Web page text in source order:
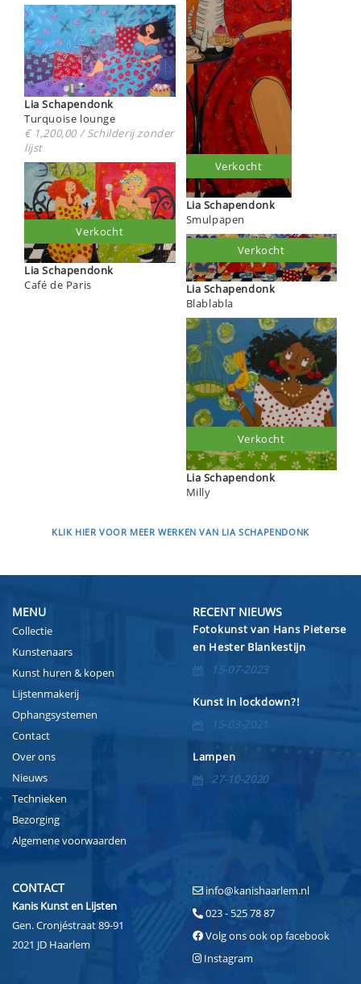
Lia Schapendonk
Turquoise lounge
€ 1,200,00 / Schilderij zonder
lijst
Lia Schapendonk
Café de Paris
Verkocht
Lia Schapendonk
Smulpapen
Verkocht
Lia Schapendonk
Blablabla
Verkocht
Lia Schapendonk
Milly
Verkocht
KLIK HIER VOOR MEER WERKEN VAN LIA SCHAPENDONK
MENU
Collectie
Kunstenaars
Kunst huren & kopen
Lijstenmakerij
Ophangsystemen
Contact
Over ons
Nieuws
Technieken
Bezorging
Algemene voorwaarden
RECENT NIEUWS
Fotokunst van Hans Pieterse
en Hester Blankestijn
15-07-2023
Kunst in lockdown?!
15-03-2021
Lampen
27-10-2020
CONTACT
Kanis Kunst en Lijsten
Gen. Cronjéstraat 89-91
2021 JD Haarlem
info@kanishaarlem.nl
023 - 525 78 87
Volg ons ook op facebook
Instagram